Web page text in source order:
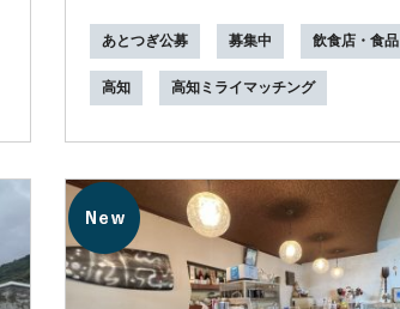
な畑...
あとつぎ公募 募集中 飲食店・食品
高知 高知ミライマッチング